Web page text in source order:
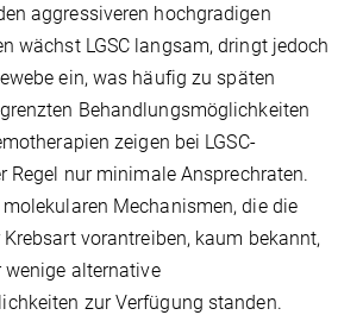
aggressiveren hochgradigen
wächst LGSC langsam, dringt jedoch
ein, was häufig zu späten
Behandlungsmöglichkeiten
zeigen bei LGSC-
Regel nur minimale Ansprechraten.
Mechanismen, die die
vorantreiben, kaum bekannt,
wenige alternative
zur Verfügung standen.